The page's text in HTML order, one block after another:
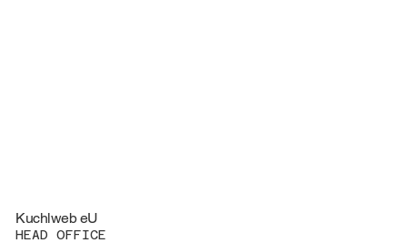
Kuchlweb eU
HEAD OFFICE